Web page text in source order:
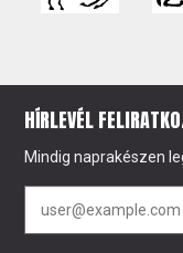
HÍRLEVÉL
Mindig naprakészen